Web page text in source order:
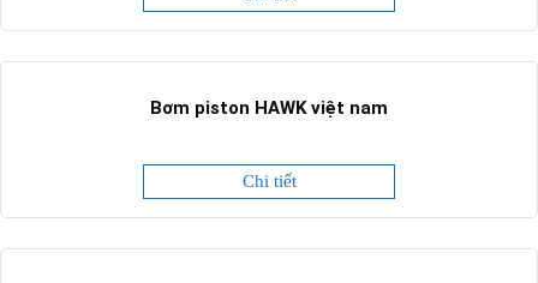
Bơm piston HAWK việt nam
Chi tiết